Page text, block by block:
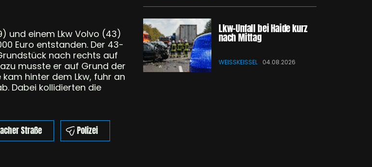
und einem Lkw Volvo (43)
Euro entstanden. Der 43-
nach rechts auf
musste er auf Grund der
hinter dem Lkw, fuhr an
Dabei kollidierten die
Straße
Polizei
Lkw-Unfall bei Haide kurz
nach Mittag
WEISSKEISSEL 04.08.2026